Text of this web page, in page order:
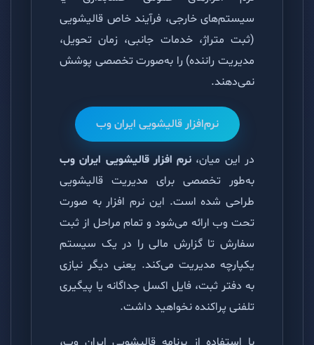
سیستم‌های خارجی، فرآیند خاص قالیشویی
(ثبت متراژ، خدمات جانبی، زمان تحویل،
مدیریت راننده) را به‌صورت تخصصی پوشش
نمی‌دهند.
نرم‌افزار قالیشویی ایران وب
در این میان، نرم افزار قالیشویی ایران وب
به‌طور تخصصی برای مدیریت قالیشویی
طراحی شده است. این نرم افزار به صورت
تحت وب ارائه می‌شود و تمام مراحل از ثبت
سفارش تا گزارش مالی را در یک سیستم
یکپارچه مدیریت می‌کند. یعنی دیگر نیازی
به دفتر ثبت، فایل اکسل جداگانه یا پیگیری
تلفنی پراکنده نخواهید داشت.
با استفاده از برنامه قالیشویی ایران وب،